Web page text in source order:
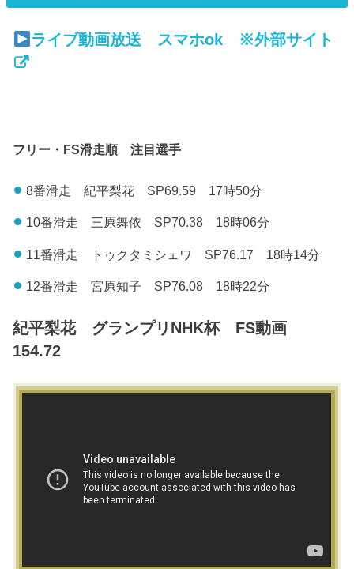
ライブ動画放送 スマホok ※外部サイト
フリー・FS滑走順 注目選手
8番滑走 紀平梨花 SP69.59 17時50分
10番滑走 三原舞依 SP70.38 18時06分
11番滑走 トゥクタミシェワ SP76.17 18時14分
12番滑走 宮原知子 SP76.08 18時22分
紀平梨花 グランプリNHK杯 FS動画
154.72